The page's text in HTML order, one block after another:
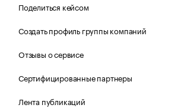
Поделиться кейсом
Создать профиль группы компаний
Отзывы о сервисе
Сертифицированные партнеры
Лента публикаций